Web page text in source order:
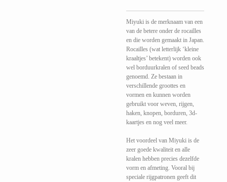
Miyuki is de merknaam van een
van de betere onder de rocailles
en die worden gemaakt in Japan.
Rocailles (wat letterlijk ‘kleine
kraaltjes’ betekent) worden ook
wel borduurkralen of seed beads
genoemd. Ze bestaan in
verschillende groottes en
vormen en kunnen worden
gebruikt voor weven, rijgen,
haken, knopen, borduren, 3d-
kaartjes en nog veel meer.
Het voordeel van Miyuki is de
zeer goede kwaliteit en alle
kralen hebben precies dezelfde
vorm en afmeting. Vooral bij
speciale rijgpatronen geeft dit